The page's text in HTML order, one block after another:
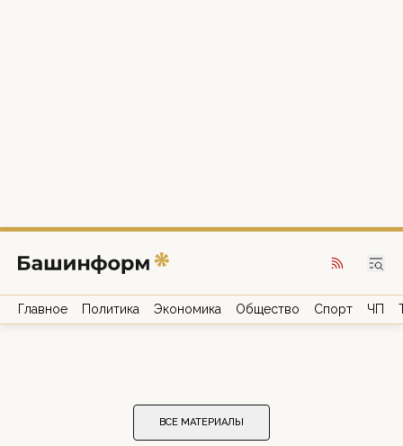
Главное Политика Экономика Общество Спорт ЧП
ВСЕ МАТЕРИАЛЫ